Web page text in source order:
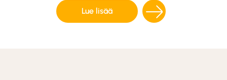
Lue lisää